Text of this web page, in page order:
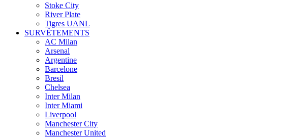
Stoke City
River Plate
Tigres UANL
SURVÊTEMENTS
AC Milan
Arsenal
Argentine
Barcelone
Bresil
Chelsea
Inter Milan
Inter Miami
Liverpool
Manchester City
Manchester United